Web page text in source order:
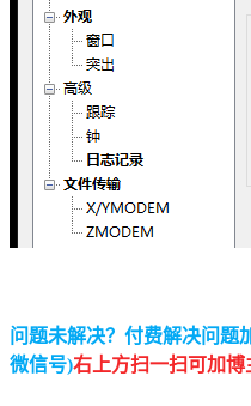
问题未解决？付费解决问题
微信号)右上方扫一扫可加博